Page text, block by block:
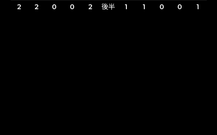
2
2 0 0 2 後半 1 1 0 0 1